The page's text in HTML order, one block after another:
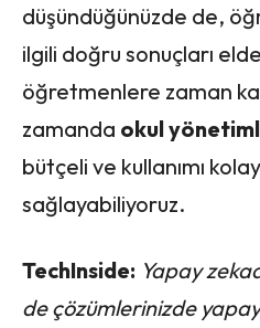
düşündüğünüzde de,
ilgili doğru sonuçları
öğretmenlere zaman
zamanda okul
bütçeli ve kullanımı
sağlayabiliyoruz.
TechInside: Yapay
de çözümlerinizde